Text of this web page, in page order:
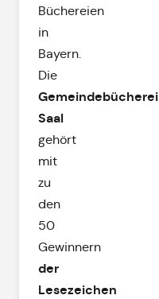
Büchereien
in
Bayern.
Die
Gemeindebücherei
Saal
gehört
mit
zu
den
50
Gewinnern
der
Lesezeichen